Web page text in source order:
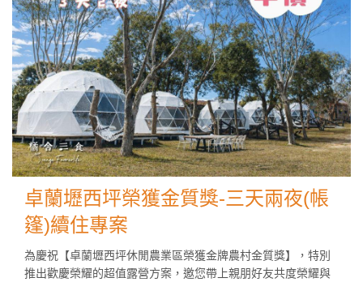
卓蘭壢西坪榮獲金質獎-三天兩夜(帳
篷)續住專案
為慶祝【卓蘭壢西坪休閒農業區榮獲金牌農村金質獎】，特別
推出歡慶榮耀的超值露營方案，邀您帶上親朋好友共度榮耀與